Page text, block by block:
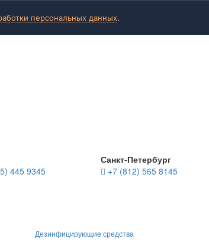
персональных данных.
445 9345
Санкт-Петербург
+7 (812) 565 8145
Дезинфицирующие средства